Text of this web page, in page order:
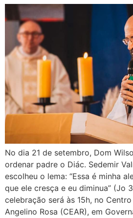
No dia 21 de setembro, Dom
ordenar padre o Diác. Sedemir
escolheu o lema: “Essa é minha
que ele cresça e eu diminua” (Jo
celebração será às 15h, no
Angelino Rosa (CEAR), em